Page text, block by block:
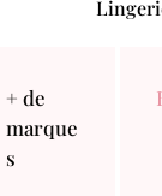
+ de
marque
s